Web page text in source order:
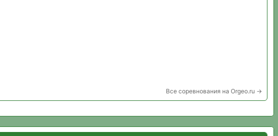
Все соревнования на Orgeo.ru →